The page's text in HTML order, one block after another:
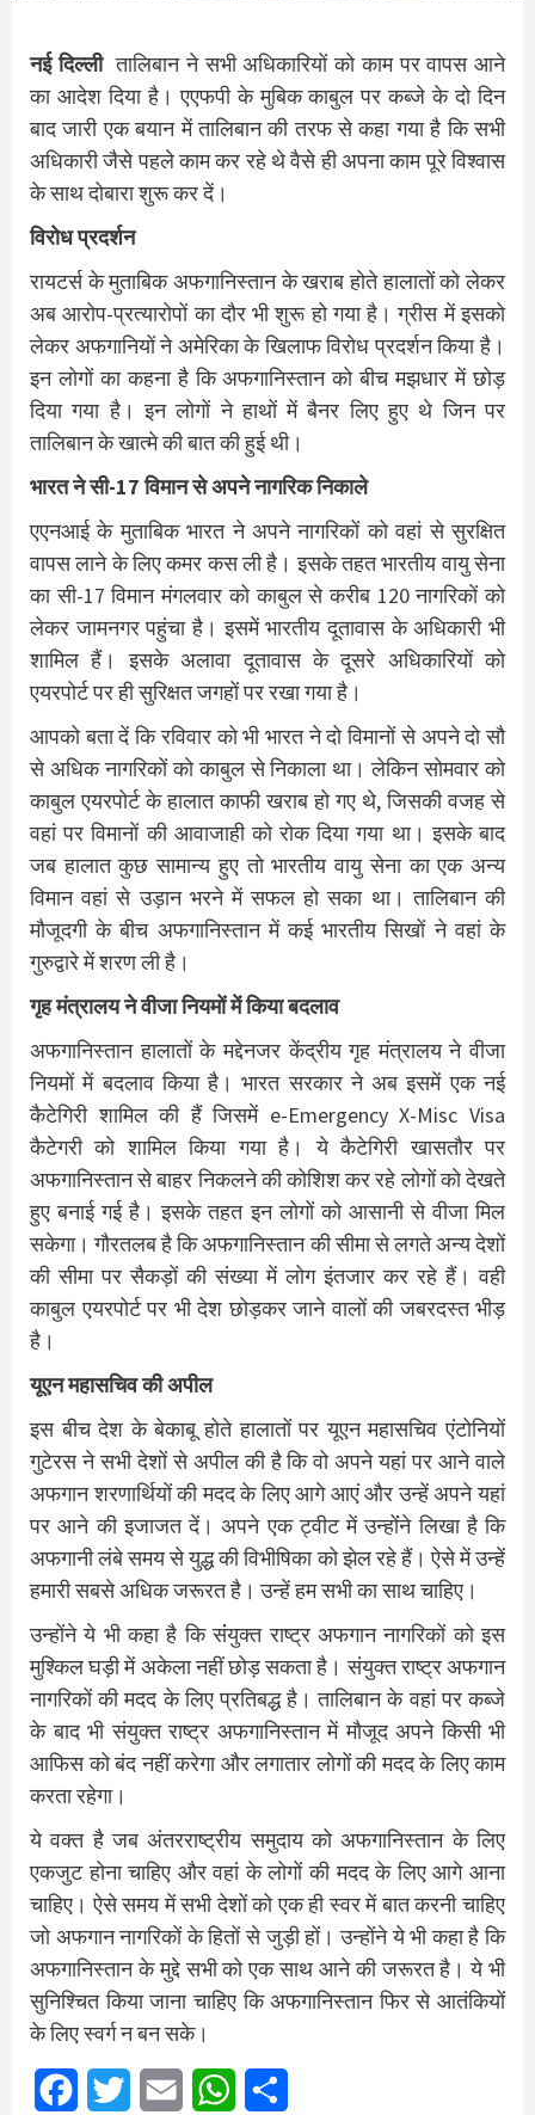
नई दिल्‍ली तालिबान ने सभी अधिकारियों को काम पर वापस आने
का आदेश दिया है। एएफपी के मुबिक काबुल पर कब्‍जे के दो दिन
बाद जारी एक बयान में तालिबान की तरफ से कहा गया है कि सभी
अधिकारी जैसे पहले काम कर रहे थे वैसे ही अपना काम पूरे विश्‍वास
के साथ दोबारा शुरू कर दें।
विरोध प्रदर्शन
रायटर्स के मुताबिक अफगानिस्‍तान के खराब होते हालातों को लेकर
अब आरोप-प्रत्‍यारोपों का दौर भी शुरू हो गया है। ग्रीस में इसको
लेकर अफगानियों ने अमेरिका के खिलाफ विरोध प्रदर्शन किया है।
इन लोगों का कहना है कि अफगानिस्‍तान को बीच मझधार में छोड़
दिया गया है। इन लोगों ने हाथों में बैनर लिए हुए थे जिन पर
तालिबान के खात्‍मे की बात की हुई थी।
भारत ने सी-17 विमान से अपने नागरिक निकाले
एएनआई के मुताबिक भारत ने अपने नागरिकों को वहां से सुरक्षित
वापस लाने के लिए कमर कस ली है। इसके तहत भारतीय वायु सेना
का सी-17 विमान मंगलवार को काबुल से करीब 120 नागरिकों को
लेकर जामनगर पहुंचा है। इसमें भारतीय दूतावास के अधिकारी भी
शामिल हैं। इसके अलावा दूतावास के दूसरे अधिकारियों को
एयरपोर्ट पर ही सुरिक्षत जगहों पर रखा गया है।
आपको बता दें कि रविवार को भी भारत ने दो विमानों से अपने दो सौ
से अधिक नागरिकों को काबुल से निकाला था। लेकिन सोमवार को
काबुल एयरपोर्ट के हालात काफी खराब हो गए थे, जिसकी वजह से
वहां पर विमानों की आवाजाही को रोक दिया गया था। इसके बाद
जब हालात कुछ सामान्‍य हुए तो भारतीय वायु सेना का एक अन्‍य
विमान वहां से उड़ान भरने में सफल हो सका था। तालिबान की
मौजूदगी के बीच अफगानिस्‍तान में कई भारतीय सिखों ने वहां के
गुरुद्वारे में शरण ली है।
गृह मंत्रालय ने वीजा नियमों में किया बदलाव
अफगानिस्तान हालातों के मद्देनजर केंद्रीय गृह मंत्रालय ने वीजा
नियमों में बदलाव किया है। भारत सरकार ने अब इसमें एक नई
कैटेगिरी शामिल की हैं जिसमें e-Emergency X-Misc Visa
कैटेगरी को शामिल किया गया है। ये कैटेगिरी खासतौर पर
अफगानिस्‍तान से बाहर निकलने की कोशिश कर रहे लोगों को देखते
हुए बनाई गई है। इसके तहत इन लोगों को आसानी से वीजा मिल
सकेगा। गौरतलब है कि अफगानिस्‍तान की सीमा से लगते अन्‍य देशों
की सीमा पर सैकड़ों की संख्‍या में लोग इंतजार कर रहे हैं। वही
काबुल एयरपोर्ट पर भी देश छोड़कर जाने वालों की जबरदस्‍त भीड़
है।
यूएन महासचिव की अपील
इस बीच देश के बेकाबू होते हालातों पर यूएन महासचिव एंटोनियों
गुटेरस ने सभी देशों से अपील की है कि वो अपने यहां पर आने वाले
अफगान शरणार्थियों की मदद के लिए आगे आएं और उन्‍हें अपने यहां
पर आने की इजाजत दें। अपने एक ट्वीट में उन्‍होंंने लिखा है कि
अफगा‍नी लंबे समय से युद्ध की वि‍भीषिका को झेल रहे हैं। ऐसे में उन्‍हें
हमारी सबसे अधिक जरूरत है। उन्‍हें हम सभी का साथ चाहिए।
उन्‍होंने ये भी कहा है कि संंयुक्‍त राष्‍ट्र अफगान नागरिकों को इस
मुश्किल घड़ी में अकेला नहीं छोड़ सकता है। संयुक्‍त राष्‍ट्र अफगान
नागरिकों की मदद के लिए प्रतिबद्ध है। तालिबान के वहां पर कब्‍जे
के बाद भी संयुक्‍त राष्‍ट्र अफगानिस्‍तान में मौजूद अपने किसी भी
आफिस को बंद नहीं करेगा और लगातार लोगों की मदद के लिए काम
करता रहेगा।
ये वक्‍त है जब अंतरराष्‍ट्रीय समुदाय को अफगानिस्‍तान के लिए
एकजुट होना चाहिए और वहां के लोगों की मदद के लिए आगे आना
चाहिए। ऐसे समय में सभी देशों को एक ही स्‍वर में बात करनी चाहिए
जो अफगान नागरिकों के हितों से जुड़ी हों। उन्‍होंने ये भी कहा है कि
अफगानिस्‍तान के मुद्दे सभी को एक साथ आने की जरूरत है। ये भी
सुनिश्चित किया जाना चाहिए कि अफगानिस्‍तान फिर से आतंकियों
के लिए स्‍वर्ग न बन सके।
FacebookTwitter Email WhatsApp